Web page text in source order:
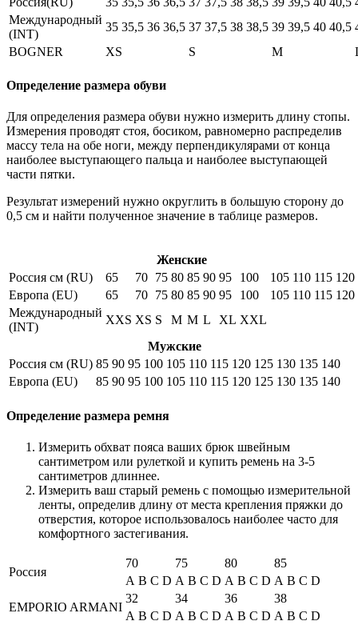
Международный
(INT)
35 35,5 36 36,5 37 37,5 38 38,5 39 39,5 40 40,5
BOGNER
XS S M
Определение размера обуви
Для определения размера обуви нужно измерить длину стопы.
Измерения проводят стоя, босиком, равномерно распределив
массу тела на обе ноги, между перпендикулярами от конца
наиболее выступающего пальца и наиболее выступающей
части пятки.
Результат измерений нужно округлить в большую сторону до
0,5 см и найти полученное значение в таблице размеров.
Женские
Россия см (RU)
65 70 75 80 85 90 95 100 105 110 115 120
Европа (EU)
65 70 75 80 85 90 95 100 105 110 115 120
Международный
(INT)
XXS XS S M M L XL XXL
Мужские
Россия см (RU) 85 90 95 100 105 110 115 120 125 130 135 140
Европа (EU)
85 90 95 100 105 110 115 120 125 130 135 140
Определение размера ремня
Измерить обхват пояса ваших брюк швейным
сантиметром или рулеткой и купить ремень на 3-5
сантиметров длиннее.
Измерить ваш старый ремень с помощью измерительной
ленты, определив длину от места крепления пряжки до
отверстия, которое использовалось наиболее часто для
комфортного застегивания.
Россия
70 75 80
85
A B C D A B C D A B C D A B C D
EMPORIO ARMANI
32 34 36
38
A B C D A B C D A B C D A B C D